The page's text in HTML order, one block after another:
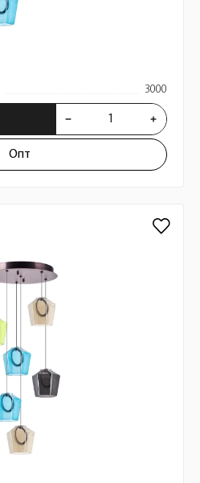
3000
Опт